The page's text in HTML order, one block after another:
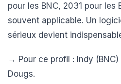
pour les BNC, 2031 pour les
souvent applicable. Un
sérieux devient
→ Pour ce profil : Indy
Dougs.